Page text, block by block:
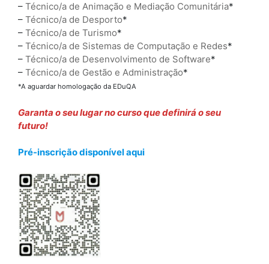
– Técnico/a de Animação e Mediação Comunitária*
– Técnico/a de Desporto*
– Técnico/a de Turismo*
– Técnico/a de Sistemas de Computação e Redes*
– Técnico/a de Desenvolvimento de Software*
– Técnico/a de Gestão e Administração*
*A aguardar homologação da EDuQA
Garanta o seu lugar no curso que definirá o seu
futuro!
Pré-inscrição disponível aqui